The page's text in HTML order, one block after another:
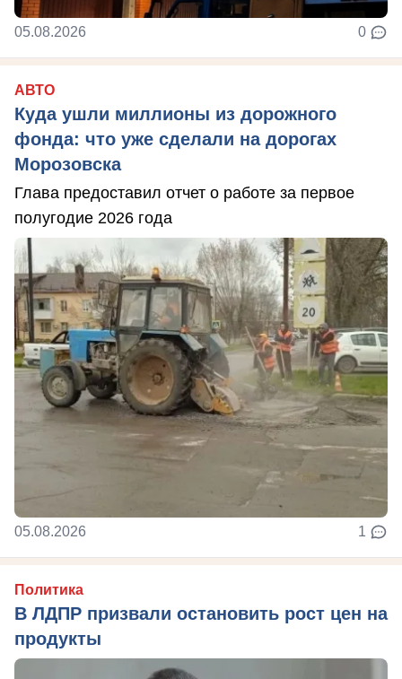
05.08.2026 0
АВТО
Куда ушли миллионы из дорожного
фонда: что уже сделали на дорогах
Морозовска
Глава предоставил отчет о работе за первое
полугодие 2026 года
05.08.2026 1
Политика
В ЛДПР призвали остановить рост цен на
продукты